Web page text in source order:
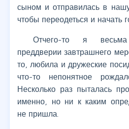
сыном и отправилась в
чтобы переодеться и начать
Отчего-то я
преддверии завтрашнего
то, любила и дружеские
что-то непонятное
Несколько раз пыталась
именно, но ни к каким
не пришла.